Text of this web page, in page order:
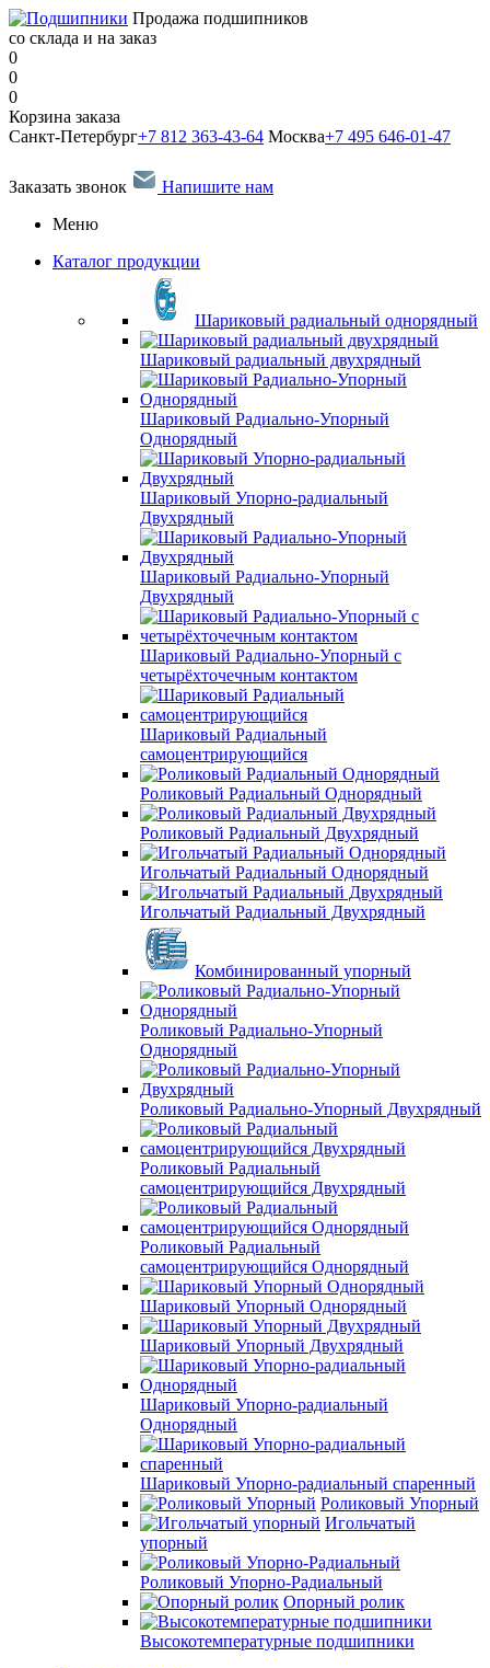
Продажа подшипников
со склада и на заказ
0
0
0
Корзина заказа
Санкт-Петербург+7 812 363-43-64 Москва+7 495 646-01-47
Заказать звонок
Напишите нам
Меню
Каталог продукции
Шариковый радиальный однорядный
Шариковый радиальный двухрядный
Шариковый Радиально-Упорный
Однорядный
Шариковый Упорно-радиальный
Двухрядный
Шариковый Радиально-Упорный
Двухрядный
Шариковый Радиально-Упорный с
четырёхточечным контактом
Шариковый Радиальный
самоцентрирующийся
Роликовый Радиальный Однорядный
Роликовый Радиальный Двухрядный
Игольчатый Радиальный Однорядный
Игольчатый Радиальный Двухрядный
Комбинированный упорный
Роликовый Радиально-Упорный
Однорядный
Роликовый Радиально-Упорный Двухрядный
Роликовый Радиальный
самоцентрирующийся Двухрядный
Роликовый Радиальный
самоцентрирующийся Однорядный
Шариковый Упорный Однорядный
Шариковый Упорный Двухрядный
Шариковый Упорно-радиальный
Однорядный
Шариковый Упорно-радиальный спаренный
Роликовый Упорный
Игольчатый
упорный
Роликовый Упорно-Радиальный
Опорный ролик
Высокотемпературные подшипники